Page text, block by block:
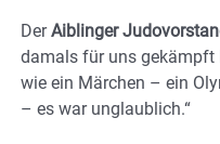
DerAiblinger
damals für uns gekämpft
wie ein Märchen – ein
– es war unglaublich.“